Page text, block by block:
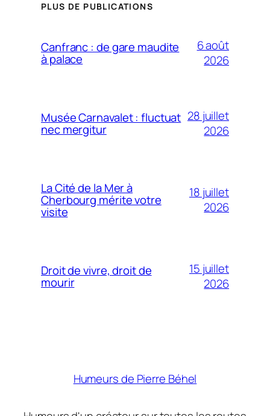
PLUS DE PUBLICATIONS
Canfranc : de gare maudite
à palace
6 août
2026
Musée Carnavalet : fluctuat
nec mergitur
28 juillet
2026
La Cité de la Mer à
Cherbourg mérite votre
visite
18 juillet
2026
Droit de vivre, droit de
mourir
15 juillet
2026
Humeurs de Pierre Béhel